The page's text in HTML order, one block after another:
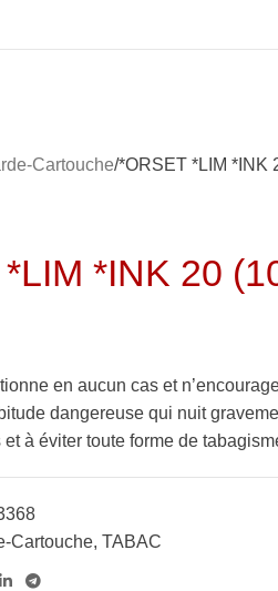
Cartouche *ORSET *LIM *INK
*INK 20
en aucun cas et
dangereuse qui nuit
à éviter toute forme de
Cartouche, TABAC